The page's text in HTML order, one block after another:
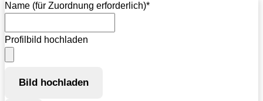
Name (für Zuordnung erforderlich)*
Profilbild hochladen
Bild hochladen